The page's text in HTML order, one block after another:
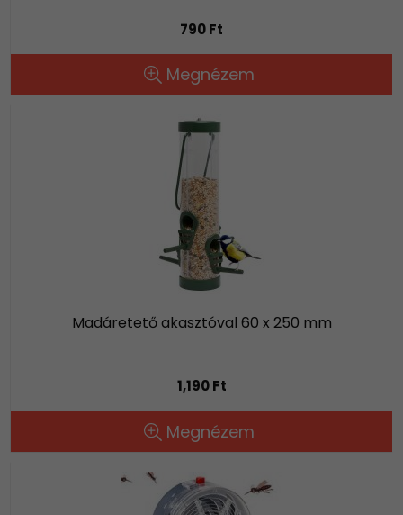
790 Ft
Megnézem
Madáretető akasztóval 60 x 250 mm
1,190 Ft
Megnézem